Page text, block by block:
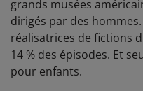
grands musées
dirigés par des
réalisatrices de fictions
14 % des épisodes. Et
pour enfants.